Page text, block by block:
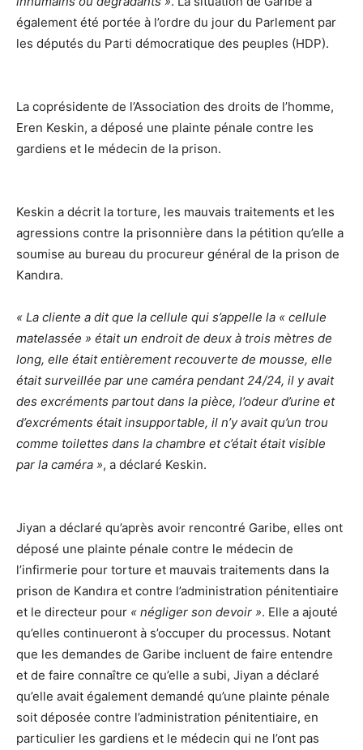
également été portée à l’ordre du jour du Parlement par
les députés du Parti démocratique des peuples (HDP).
La coprésidente de l’Association des droits de l’homme,
Eren Keskin, a déposé une plainte pénale contre les
gardiens et le médecin de la prison.
Keskin a décrit la torture, les mauvais traitements et les
agressions contre la prisonnière dans la pétition qu’elle a
soumise au bureau du procureur général de la prison de
Kandıra.
« La cliente a dit que la cellule qui s’appelle la « cellule
matelassée » était un endroit de deux à trois mètres de
long, elle était entièrement recouverte de mousse, elle
était surveillée par une caméra pendant 24/24, il y avait
des excréments partout dans la pièce, l’odeur d’urine et
d’excréments était insupportable, il n’y avait qu’un trou
comme toilettes dans la chambre et c’était était visible
par la caméra », a déclaré Keskin.
Jiyan a déclaré qu’après avoir rencontré Garibe, elles ont
déposé une plainte pénale contre le médecin de
l’infirmerie pour torture et mauvais traitements dans la
prison de Kandıra et contre l’administration pénitentiaire
et le directeur pour « négliger son devoir ». Elle a ajouté
qu’elles continueront à s’occuper du processus. Notant
que les demandes de Garibe incluent de faire entendre
et de faire connaître ce qu’elle a subi, Jiyan a déclaré
qu’elle avait également demandé qu’une plainte pénale
soit déposée contre l’administration pénitentiaire, en
particulier les gardiens et le médecin qui ne l’ont pas